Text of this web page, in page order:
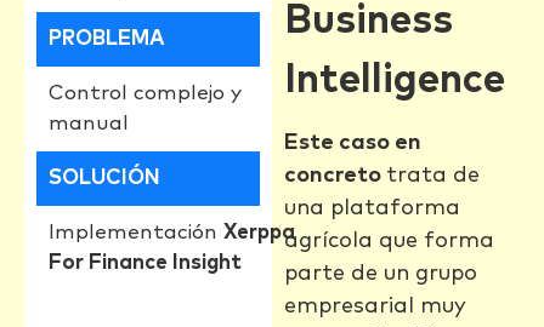
PROBLEMA
Control complejo y
manual
SOLUCIÓN
Implementación Xerppa
For Finance Insight
Business
Intelligence
Este caso en
concreto trata de
una plataforma
agrícola que forma
parte de un grupo
empresarial muy